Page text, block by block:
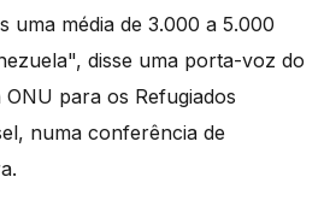
uma média de 3.000 a 5.000
disse uma porta-voz do
para os Refugiados
numa conferência de